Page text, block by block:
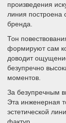
произведения
линия построена
бренда.
Тон
формируют сам
доводит
безупречно
моментов.
За безупречным
Эта инженерная
эстетической